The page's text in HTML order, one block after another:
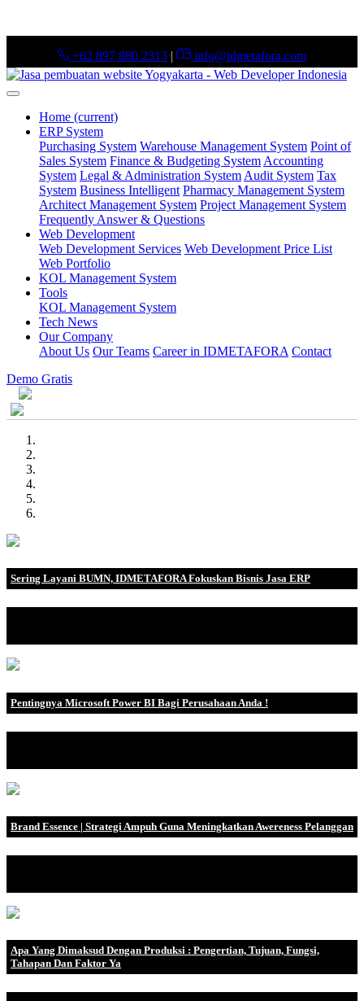
+62 897 880 2313 | info@idmetafora.com
Home (current)
ERP System
Purchasing System Warehouse Management System Point of
Sales System Finance & Budgeting System Accounting
System Legal & Administration System Audit System Tax
System Business Intelligent Pharmacy Management System
Architect Management System Project Management System
Frequently Answer & Questions
Web Development
Web Development Services Web Development Price List
Web Portfolio
KOL Management System
Tools
KOL Management System
Tech News
Our Company
About Us Our Teams Career in IDMETAFORA Contact
Demo Gratis
Sering Layani BUMN, IDMETAFORA Fokuskan Bisnis Jasa ERP
Pentingnya Microsoft Power BI Bagi Perusahaan Anda !
Brand Essence | Strategi Ampuh Guna Meningkatkan Awereness Pelanggan
Apa Yang Dimaksud Dengan Produksi : Pengertian, Tujuan, Fungsi,
Tahapan Dan Faktor Ya